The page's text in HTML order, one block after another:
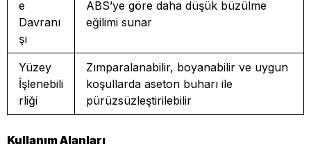
e
Davranı
şı
ABS’ye göre daha düşük büzülme
eğilimi sunar
Yüzey
İşlenebili
rliği
Zımparalanabilir, boyanabilir ve uygun
koşullarda aseton buharı ile
pürüzsüzleştirilebilir
Kullanım Alanları